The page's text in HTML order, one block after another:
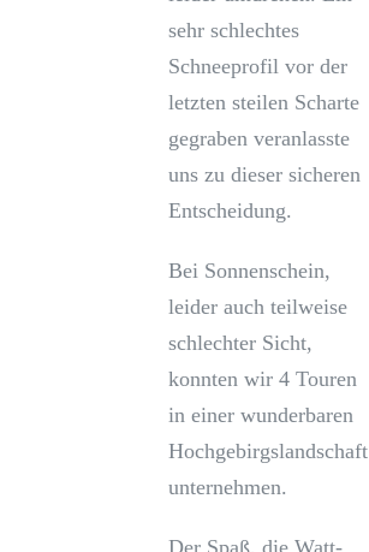
sehr schlechtes
Schneeprofil vor der
letzten steilen Scharte
gegraben veranlasste
uns zu dieser sicheren
Entscheidung.
Bei Sonnenschein,
leider auch teilweise
schlechter Sicht,
konnten wir 4 Touren
in einer wunderbaren
Hochgebirgslandschaft
unternehmen.
Der Spaß, die Watt-